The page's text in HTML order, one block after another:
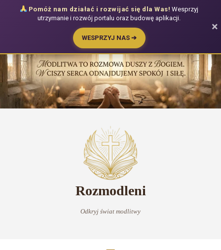
do
treści
Rozmodleni
Odkryj świat modlitwy
Pomóż nam działać i rozwijać się dla Was! Wesprzyj
utrzymanie i rozwój portalu oraz budowę aplikacji.
WESPRZYJ NAS ➔
×